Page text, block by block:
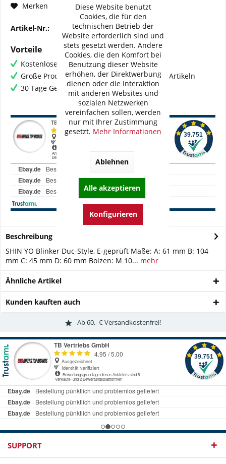
Merken Fragen zum Artikel?
Artikel-Nr.: 202-209
Vorteile
Kostenloser Versand ab € 60,- Bestellwert
Große Produktauswahl mit mehr als 80.000 Artikeln
30 Tage Geld-Zurück-Garantie
Beschreibung
SHIN YO Blinker Duc-Style, E-geprüft Maße: A: 61 mm B: 104
mm C: 45 mm D: 60 mm Bolzen: M 10... mehr
Ähnliche Artikel
Kunden kauften auch
Ab 60,- € Versandkostenfrei!
SUPPORT
Diese Website benutzt
Cookies, die für den
technischen Betrieb der
Website erforderlich sind und
stets gesetzt werden. Andere
Cookies, die den Komfort bei
Benutzung dieser Website
erhöhen, der Direktwerbung
dienen oder die Interaktion
mit anderen Websites und
sozialen Netzwerken
vereinfachen sollen, werden
nur mit Ihrer Zustimmung
gesetzt. Mehr Informationen
Ablehnen
Alle akzeptieren
Konfigurieren